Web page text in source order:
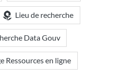
Lieu de recherche
Data Gouv
Ressources en ligne